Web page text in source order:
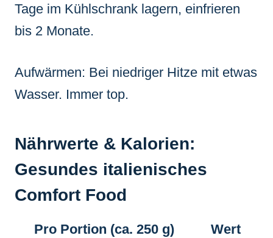
Tage im Kühlschrank lagern, einfrieren
bis 2 Monate.
Aufwärmen: Bei niedriger Hitze mit etwas
Wasser. Immer top.
Nährwerte & Kalorien:
Gesundes italienisches
Comfort Food
Pro Portion (ca. 250 g)
Wert